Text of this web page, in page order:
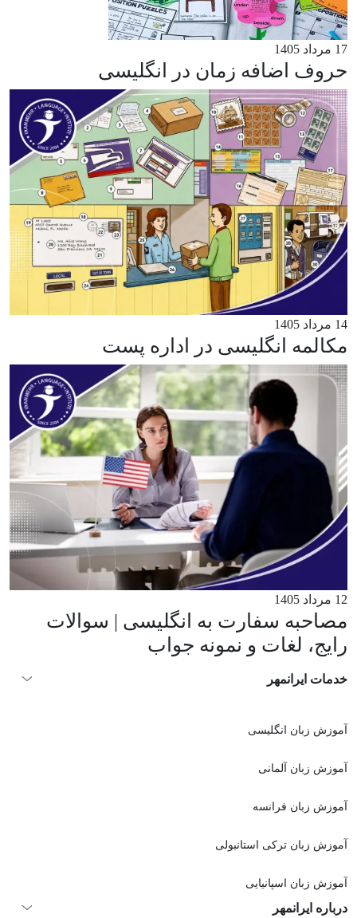
17 مرداد 1405
حروف اضافه زمان در انگلیسی
14 مرداد 1405
مکالمه انگلیسی در اداره پست
12 مرداد 1405
مصاحبه سفارت به انگلیسی | سوالات
رایج، لغات و نمونه جواب
خدمات ایرانمهر
آموزش زبان انگلیسی
آموزش زبان آلمانی
آموزش زبان فرانسه
آموزش زبان ترکی استانبولی
آموزش زبان اسپانیایی
درباره ایرانمهر